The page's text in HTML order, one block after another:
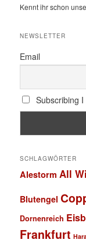
Kennt ihr schon
NEWSLETTER
Email
Subscribing
SCHLAGWÖRTER
Alestorm All
Blutengel
Dornenreich
Frankfurt